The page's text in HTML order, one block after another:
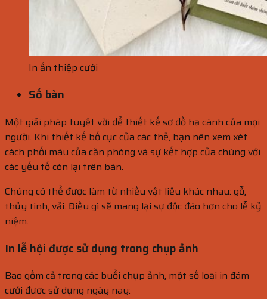
In ấn thiệp cưới
Số bàn
Một giải pháp tuyệt vời để thiết kế sơ đồ hạ cánh của mọi
người. Khi thiết kế bố cục của các thẻ, bạn nên xem xét
cách phối màu của căn phòng và sự kết hợp của chúng với
các yếu tố còn lại trên bàn.
Chúng có thể được làm từ nhiều vật liệu khác nhau: gỗ,
thủy tinh, vải. Điều gì sẽ mang lại sự độc đáo hơn cho lễ kỷ
niệm.
In lễ hội được sử dụng trong chụp ảnh
Bao gồm cả trong các buổi chụp ảnh, một số loại in đám
cưới được sử dụng ngày nay: